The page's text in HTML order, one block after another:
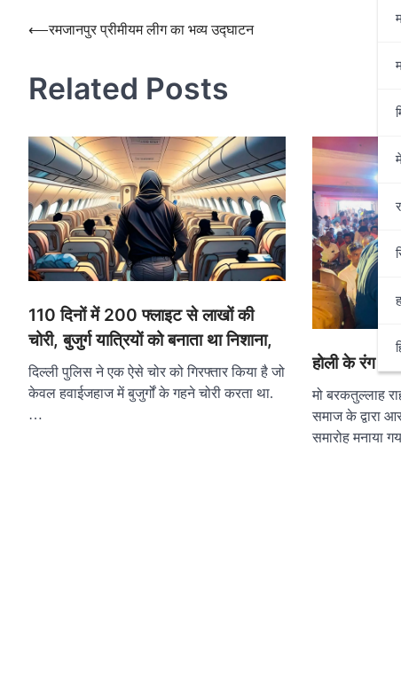
Post
⟵रमजानपुर प्रीमीयम लीग का भव्य उद्घाटन
Related Posts
110 दिनों में 200 फ्लाइट से लाखों की
चोरी, बुजुर्ग यात्रियों को बनाता था निशाना,
दिल्ली पुलिस ने एक ऐसे चोर को गिरफ्तार किया है जो
केवल हवाईजहाज में बुजुर्गों के गहने चोरी करता था.
…
होली के रंग में
मो बरकतुल्लाह
समाज के द्वारा
समारोह मनाया